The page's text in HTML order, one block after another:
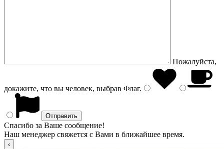
Пожалуйста,
докажите, что вы человек, выбрав Флаг.
Спасибо за Ваше сообщение!
Наш менеджер свяжется с Вами в ближайшее время.